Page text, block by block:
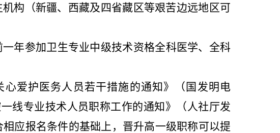
构（新疆、西藏及四省藏区等艰苦边远地区可
年参加卫生专业中级技术资格全科医学、全科
爱护医务人员若干措施的通知》（国发明电
线专业技术人员职称工作的通知》（人社厅发
应报名条件的基础上，晋升高一级职称可以提